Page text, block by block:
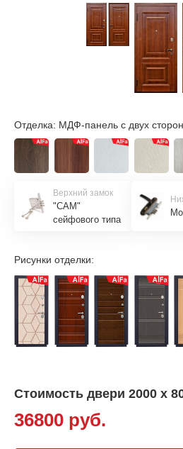
Отделка: МДФ-панель с двух сторон
Верхний замок
"САМ"
сейфового типа
Рисунки отделки:
Стоимость двери 2000 х
36800 руб.